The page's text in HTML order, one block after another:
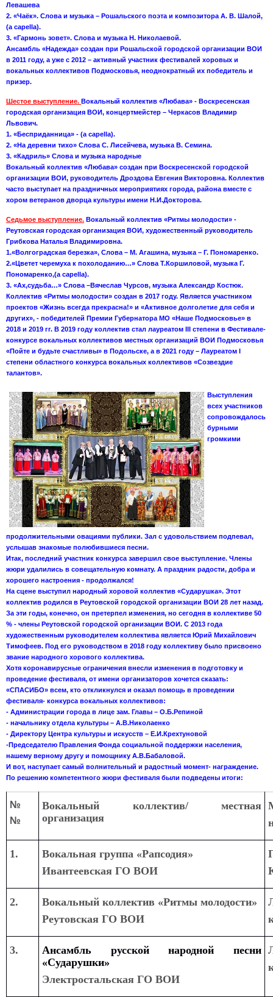
Левашева
2. «Чаёк». Слова и музыка – Рошальского поэта и композитора А. В. Шалой,
(а capella).
3. «Гармонь зовет». Слова и музыка Н. Николаевой.
Ансамбль «Надежда» создан при Рошальской городской организации ВОИ
в 2011 году, а уже с 2012 – активный участник фестивалей хоровых и
вокальных коллективов Подмосковья, неоднократный их победитель и
призер.
Шестое выступление. Вокальный коллектив «Любава» - Воскресенская
городская организация ВОИ, концертмейстер – Черкасов Владимир
Львович.
1. «Бесприданница» - (а capella).
2. «На деревни тихо» Слова С. Лисейчева, музыка В. Семина.
3. «Кадриль» Слова и музыка народные
Вокальный коллектив «Любава» создан при Воскресенской городской
организации ВОИ, руководитель Дроздова Евгения Викторовна. Коллектив
часто выступает на праздничных мероприятиях города, района вместе с
хором ветеранов дворца культуры имени Н.И.Докторова.
Седьмое выступление. Вокальный коллектив «Ритмы молодости» -
Реутовская городская организация ВОИ, художественный руководитель
Грибкова Наталья Владимировна.
1.«Волгоградская березка», Слова – М. Агашина, музыка – Г. Пономаренко.
2.«Цветет черемуха к похолоданию…» Слова Т.Коршиловой, музыка Г.
Пономаренко,(а capella).
3. «Ах,судьба…» Слова –Вячеслав Чурсов, музыка Александр Костюк.
Коллектив «Ритмы молодости» создан в 2017 году. Является участником
проектов «Жизнь всегда прекрасна!» и «Активное долголетие для себя и
других», - победителей Премии Губернатора МО «Наше Подмосковье» в
2018 и 2019 гг. В 2019 году коллектив стал лауреатом III степени в Фестивале-
конкурсе вокальных коллективов местных организаций ВОИ Подмосковья
«Пойте и будьте счастливы» в Подольске, а в 2021 году – Лауреатом I
степени областного конкурса вокальных коллективов «Созвездие
талантов».
Выступления
всех участников
сопровождалось
бурными
громкими
продолжительными овациями публики. Зал с удовольствием подпевал,
услышав знакомые полюбившиеся песни.
Итак, последний участник конкурса завершил свое выступление. Члены
жюри удалились в совещательную комнату. А праздник радости, добра и
хорошего настроения - продолжался!
На сцене выступил народный хоровой коллектив «Сударушка». Этот
коллектив родился в Реутовской городской организации ВОИ 28 лет назад.
За эти годы, конечно, он претерпел изменения, но сегодня в коллективе 50
% - члены Реутовской городской организации ВОИ. С 2013 года
художественным руководителем коллектива является Юрий Михайлович
Тимофеев. Под его руководством в 2018 году коллективу было присвоено
звание народного хорового коллектива.
Хотя коронавирусные ограничения внесли изменения в подготовку и
проведение фестиваля, от имени организаторов хочется сказать:
«СПАСИБО» всем, кто откликнулся и оказал помощь в проведении
фестиваля- конкурса вокальных коллективов:
- Администрации города в лице зам. Главы – О.Б.Репиной
- начальнику отдела культуры – А.В.Николаенко
- Директору Центра культуры и искусств – Е.И.Крехтуновой
-Председателю Правления Фонда социальной поддержки населения,
нашему верному другу и помощнику А.В.Бабаловой.
И вот, наступает самый волнительный и радостный момент- награждение.
По решению компетентного жюри фестиваля были подведены итоги:
№
№
Вокальный коллектив/ местная
организация
1.
Вокальная группа «Рапсодия»
Ивантеевская ГО ВОИ
2.
Вокальный коллектив «Ритмы молодости»
Реутовская ГО ВОИ
3. Ансамбль русскойнародной песни
«Сударушки»
Электростальская ГО ВОИ